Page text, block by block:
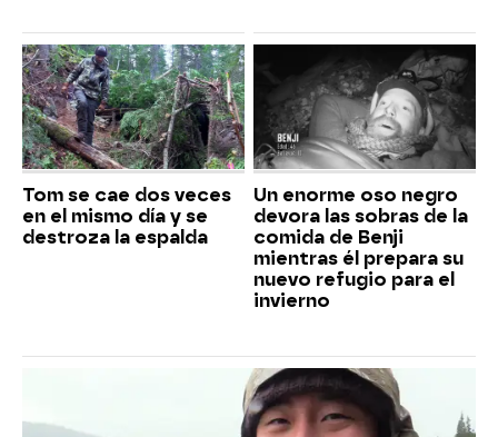
Tom se cae dos veces
en el mismo día y se
destroza la espalda
Un enorme oso negro
devora las sobras de la
comida de Benji
mientras él prepara su
nuevo refugio para el
invierno